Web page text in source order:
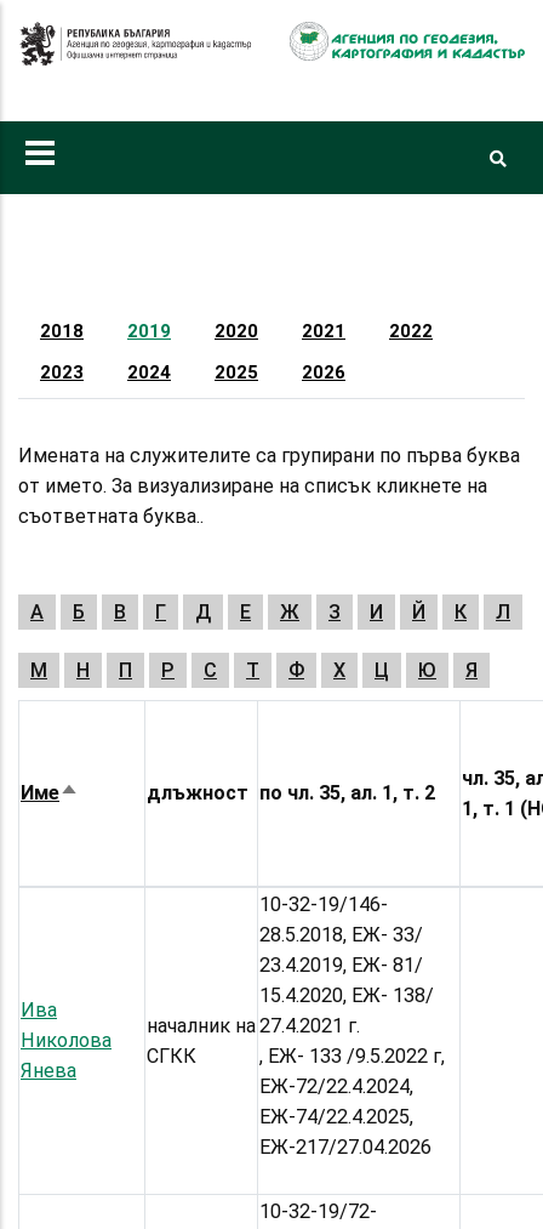
към
2018 2019 2020 2021
2022
2023
2024 2025 2026
Имената на служителите са групирани по първа буква
от името. За визуализиране на списък кликнете на
съответната буква..
А Б В Г Д Е Ж З И Й К Л
М Н П Р С Т Ф Х Ц Ю Я
ИмеSort
длъжност по чл. 35, ал. 1, т. 2
чл. 35,
1, т. 1
Ива
Николова
Янева
началник на
СГКК
10-32-19/146-
28.5.2018, ЕЖ- 33/
23.4.2019, ЕЖ- 81/
15.4.2020, ЕЖ- 138/
27.4.2021 г.
, ЕЖ- 133 /9.5.2022 г,
ЕЖ-72/22.4.2024,
ЕЖ-74/22.4.2025,
ЕЖ-217/27.04.2026
10-32-19/72-